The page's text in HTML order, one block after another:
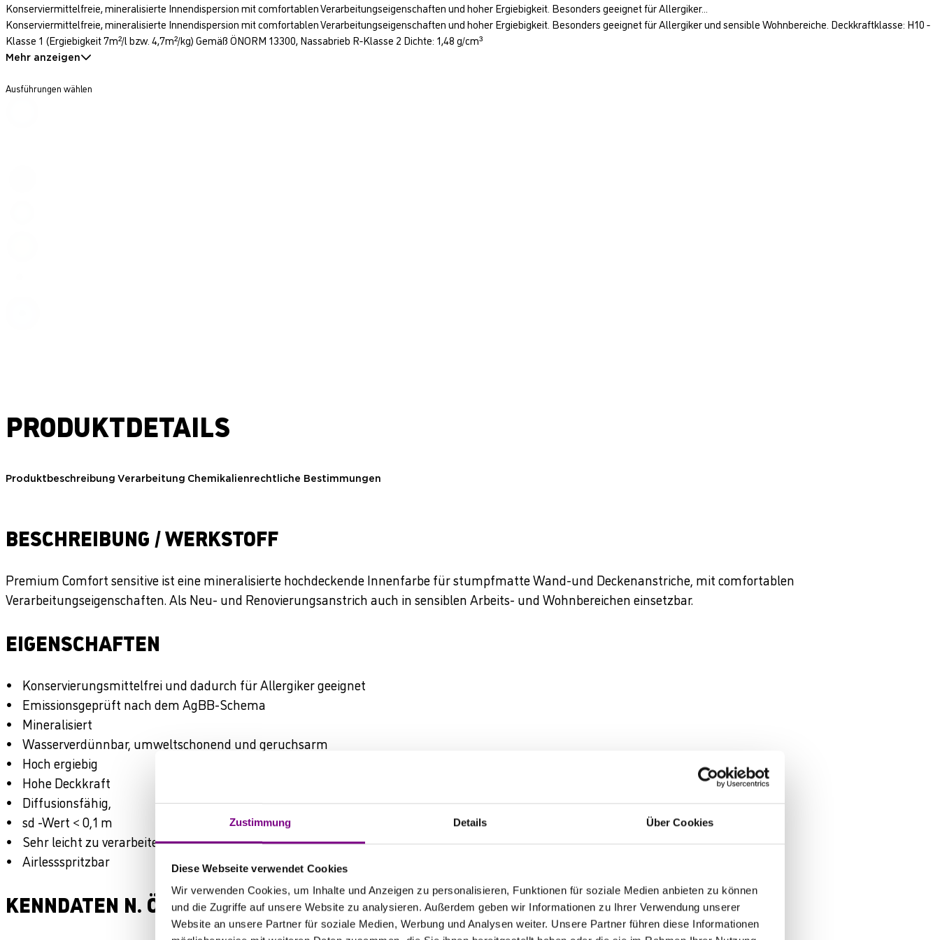
Zustimmung Details Über Cookies
Diese Webseite verwendet Cookies
Wir verwenden Cookies, um Inhalte und Anzeigen zu personalisieren, Funktionen für soziale Medien anbieten zu können
und die Zugriffe auf unsere Website zu analysieren. Außerdem geben wir Informationen zu Ihrer Verwendung unserer
Website an unsere Partner für soziale Medien, Werbung und Analysen weiter. Unsere Partner führen diese Informationen
Konserviermittelfreie, mineralisierte Innendispersion mit comfortablen Verarbeitungseigenschaften und hoher Ergiebigkeit. Besonders geeignet für Allergiker...
Konserviermittelfreie, mineralisierte Innendispersion mit comfortablen Verarbeitungseigenschaften und hoher Ergiebigkeit. Besonders geeignet für Allergiker und sensible Wohnbereiche. Deckkraftklasse: H10 -
Klasse 1 (Ergiebigkeit 7m²/l bzw. 4,7m²/kg) Gemäß ÖNORM 13300, Nassabrieb R-Klasse 2 Dichte: 1,48 g/cm³
Mehr anzeigen
Ausführungen wählen
PRODUKTDETAILS
Produktbeschreibung Verarbeitung Chemikalienrechtliche Bestimmungen
BESCHREIBUNG / WERKSTOFF
Premium Comfort sensitive ist eine mineralisierte hochdeckende Innenfarbe für stumpfmatte Wand-und Deckenanstriche, mit comfortablen
Verarbeitungseigenschaften. Als Neu- und Renovierungsanstrich auch in sensiblen Arbeits- und Wohnbereichen einsetzbar.
EIGENSCHAFTEN
Konservierungsmittelfrei und dadurch für Allergiker geeignet
Emissionsgeprüft nach dem AgBB-Schema
Mineralisiert
Wasserverdünnbar, umweltschonend und geruchsarm
Hoch ergiebig
Hohe Deckkraft
Diffusionsfähig,
sd -Wert < 0,1 m
Sehr leicht zu verarbeiten
Airlessspritzbar
KENNDATEN N. ÖNORM EN 13 300